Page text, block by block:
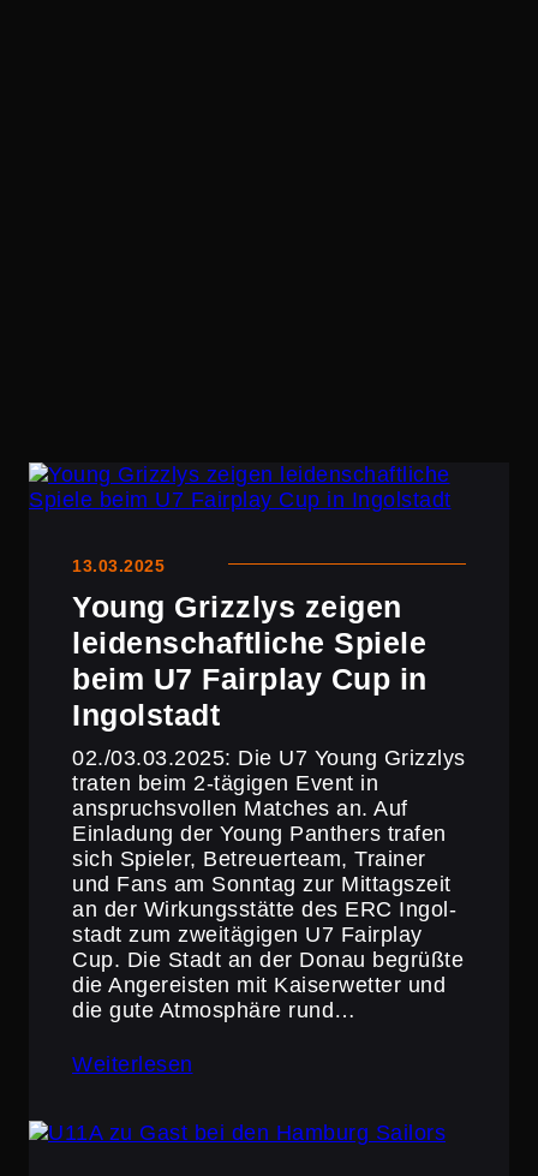
13.03.2025
Young Grizzlys zeigen
leiden­schaft­liche Spiele
beim U7 Fairplay Cup in
Ingolstadt
02./03.03.2025: Die U7 Young Grizzlys
traten beim 2‑tägigen Event in
anspruchs­vollen Matches an. Auf
Einladung der Young Panthers trafen
sich Spieler, Betreu­er­team, Trainer
und Fans am Sonntag zur Mittags­zeit
an der Wirkungs­stätte des ERC Ingol­
stadt zum zweitä­gigen U7 Fairplay
Cup. Die Stadt an der Donau begrüßte
die Angereisten mit Kaiser­wetter und
die gute Atmosphäre rund…
Weiterlesen